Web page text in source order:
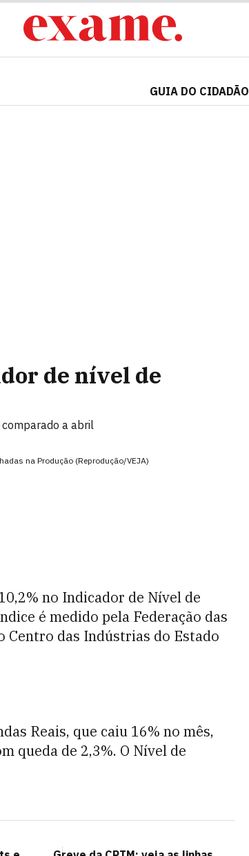
GUIA DO CIDADÃO
de nível de
comparado a abril
na Produção (Reprodução/VEJA)
no Indicador de Nível de
é medido pela Federação das
Centro das Indústrias do Estado
Reais, que caiu 16% no mês,
queda de 2,3%. O Nível de